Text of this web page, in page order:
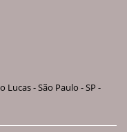
Lucas - São Paulo - SP -